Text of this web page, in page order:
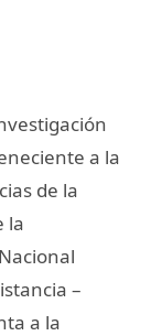
a la
de la
la
–
a la